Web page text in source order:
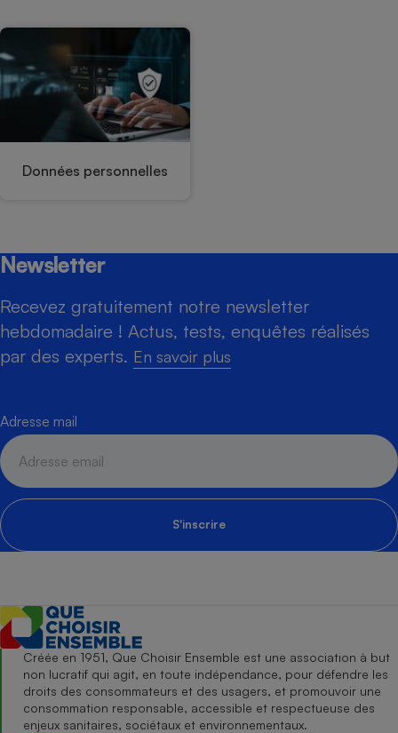
Données personnelles
Newsletter
Recevez gratuitement notre newsletter
hebdomadaire ! Actus, tests, enquêtes réalisés
par des experts. En savoir plus
Adresse mail
S'inscrire
Créée en 1951, Que Choisir Ensemble est une association à but
non lucratif qui agit, en toute indépendance, pour défendre les
droits des consommateurs et des usagers, et promouvoir une
consommation responsable, accessible et respectueuse des
enjeux sanitaires, sociétaux et environnementaux.